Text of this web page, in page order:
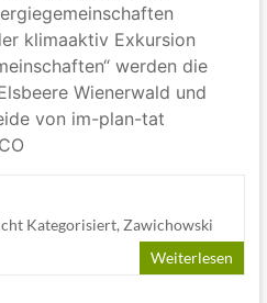
klimaaktiv Exkursion
werden die
Wienerwald und
von im-plan-tat
Kategorisiert, Zawichowski
Weiterlesen